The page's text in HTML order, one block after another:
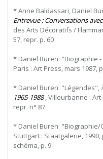
* Anne Baldassari, Daniel
Entrevue : Conversations
des Arts Décoratifs /
57, repr. p. 60
* Daniel Buren: "Biographie
Paris : Art Press, mars 1987,
* Daniel Buren: "Légendes",
1965-1988, Villeurbanne : Art
repr. n° 87
* Daniel Buren: "Biographie/
Stuttgart : Staatgalerie,
schéma, p. 9